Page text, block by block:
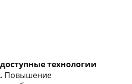
технологии
Повышение